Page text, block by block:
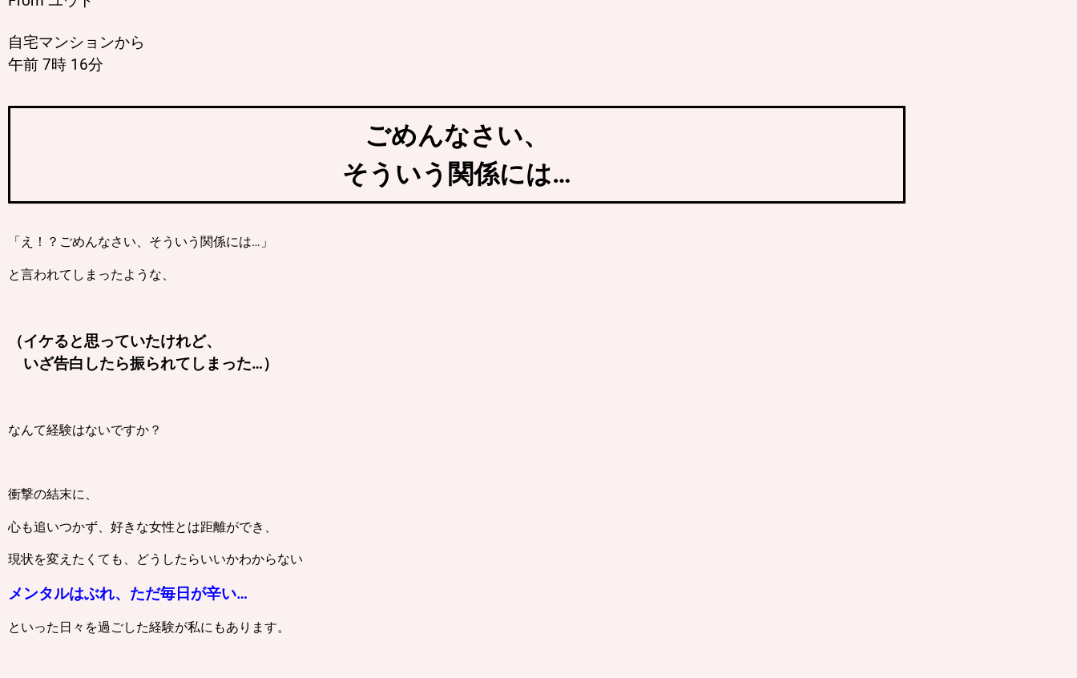
自宅マンションから
午前 7時 16分
ごめんなさい、
そういう関係には…
「え！？ごめんなさい、そういう関係には…」
と言われてしまったような、
（イケると思っていたけれど、
いざ告白したら振られてしまった…）
なんて経験はないですか？
衝撃の結末に、
心も追いつかず、好きな女性とは距離ができ、
現状を変えたくても、どうしたらいいかわからない
メンタルはぶれ、ただ毎日が辛い…
といった日々を過ごした経験が私にもあります。